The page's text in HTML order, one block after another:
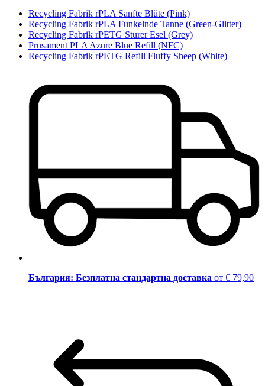
Recycling Fabrik rPLA Sanfte Blüte (Pink)
Recycling Fabrik rPLA Funkelnde Tanne (Green-Glitter)
Recycling Fabrik rPETG Sturer Esel (Grey)
Prusament PLA Azure Blue Refill (NFC)
Recycling Fabrik rPETG Refill Fluffy Sheep (White)
България: Безплатна стандартна доставка от € 79,90